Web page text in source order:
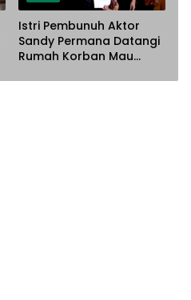
Istri Pembunuh Aktor
Sandy Permana Datangi
Rumah Korban Mau